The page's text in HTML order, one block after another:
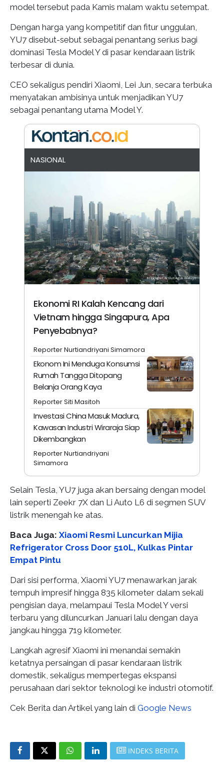
model tersebut pada Kamis malam waktu setempat.
Dengan harga yang kompetitif dan fitur unggulan,
YU7 disebut-sebut sebagai penantang serius bagi
dominasi Tesla Model Y di pasar kendaraan listrik
terbesar di dunia.
CEO sekaligus pendiri Xiaomi, Lei Jun, secara terbuka
menyatakan ambisinya untuk menjadikan YU7
sebagai penantang utama Model Y.
NASIONAL
Ekonomi RI Kalah Kencang dari
Vietnam hingga Singapura, Apa
Penyebabnya?
Reporter Nurtiandriyani Simamora
Ekonom Ini Menduga Konsumsi
Rumah Tangga Ditopang
Belanja Orang Kaya
Reporter Siti Masitoh
Investasi China Masuk Madura,
Kawasan Industri Wiraraja Siap
Dikembangkan
Reporter Nurtiandriyani
Simamora
Selain Tesla, YU7 juga akan bersaing dengan model
lain seperti Zeekr 7X dan Li Auto L6 di segmen SUV
listrik menengah ke atas.
Baca Juga: Xiaomi Resmi Luncurkan Mijia
Refrigerator Cross Door 510L, Kulkas Pintar
Empat Pintu
Dari sisi performa, Xiaomi YU7 menawarkan jarak
tempuh impresif hingga 835 kilometer dalam sekali
pengisian daya, melampaui Tesla Model Y versi
terbaru yang diluncurkan Januari lalu dengan daya
jangkau hingga 719 kilometer.
Langkah agresif Xiaomi ini menandai semakin
ketatnya persaingan di pasar kendaraan listrik
domestik, sekaligus mempertegas ekspansi
perusahaan dari sektor teknologi ke industri otomotif.
Cek Berita dan Artikel yang lain di Google News
INDEKS BERITA